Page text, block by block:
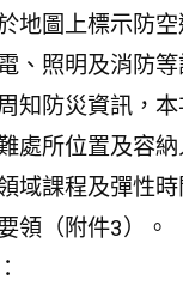
地圖上標示防
、照明及消防
知防災資訊，
處所位置及容
域課程及彈性
領（附件3）。